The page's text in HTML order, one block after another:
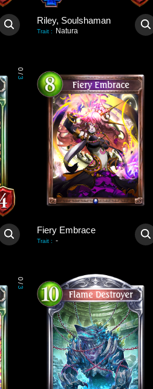
Riley, Soulshaman
Trait : Natura
0
/
3
Fiery Embrace
Trait : -
0
/
3